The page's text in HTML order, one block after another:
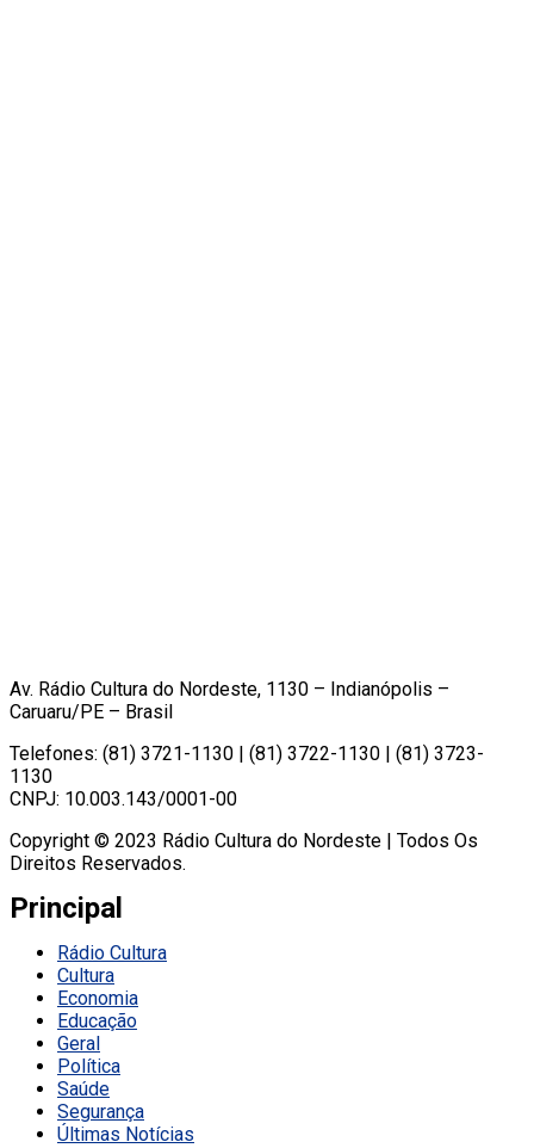
Av. Rádio Cultura do Nordeste, 1130 – Indianópolis –
Caruaru/PE – Brasil
Telefones: (81) 3721-1130 | (81) 3722-1130 | (81) 3723-
1130
CNPJ: 10.003.143/0001-00
Copyright © 2023 Rádio Cultura do Nordeste | Todos Os
Direitos Reservados.
Principal
Rádio Cultura
Cultura
Economia
Educação
Geral
Política
Saúde
Segurança
Últimas Notícias